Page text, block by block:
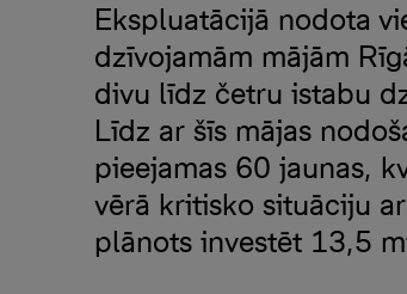
Ekspluatācijā nodota
dzīvojamām mājām
divu līdz četru istabu
Līdz ar šīs mājas
pieejamas 60 jaunas,
vērā kritisko situāciju
plānots investēt 13,5